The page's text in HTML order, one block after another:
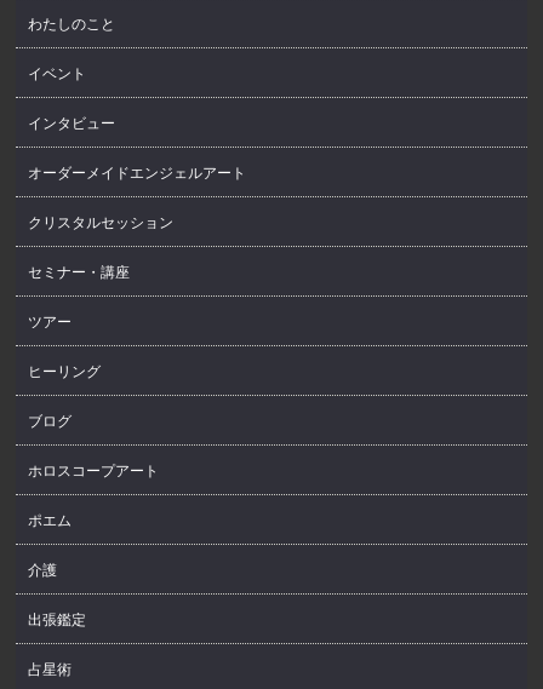
わたしのこと
イベント
インタビュー
オーダーメイドエンジェルアート
クリスタルセッション
セミナー・講座
ツアー
ヒーリング
ブログ
ホロスコープアート
ポエム
介護
出張鑑定
占星術